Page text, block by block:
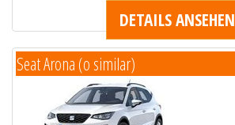
DETAILS ANSEHEN
Seat Arona (o similar)